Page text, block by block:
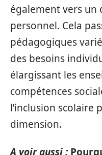
également vers un
personnel. Cela
pédagogiques
des besoins
élargissant les
compétences
l’inclusion scolaire
dimension.
A voir aussi :